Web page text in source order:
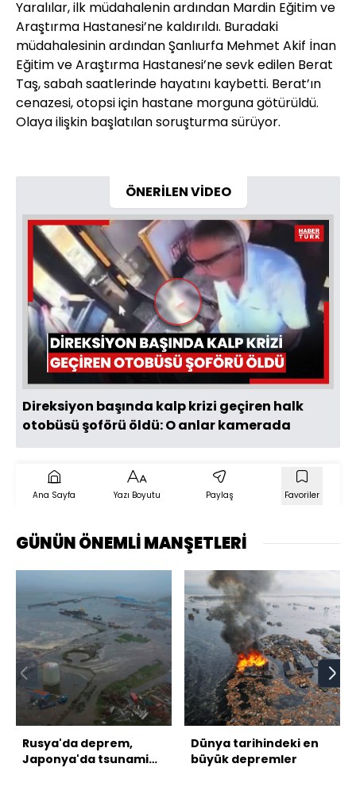
Yaralılar, ilk müdahalenin ardından Mardin Eğitim ve
Araştırma Hastanesi’ne kaldırıldı. Buradaki
müdahalesinin ardından Şanlıurfa Mehmet Akif İnan
Eğitim ve Araştırma Hastanesi’ne sevk edilen Berat
Taş, sabah saatlerinde hayatını kaybetti. Berat’ın
cenazesi, otopsi için hastane morguna götürüldü.
Olaya ilişkin başlatılan soruşturma sürüyor.
ÖNERİLEN VİDEO
Videoyu
Oynat
Direksiyon başında kalp krizi geçiren halk
otobüsü şoförü öldü: O anlar kamerada
Ana Sayfa Yazı Boyutu Paylaş Favoriler
GÜNÜN ÖNEMLİ MANŞETLERİ
Rusya'da deprem,
Japonya'da tsunami
Dünya tarihindeki en
büyük depremler